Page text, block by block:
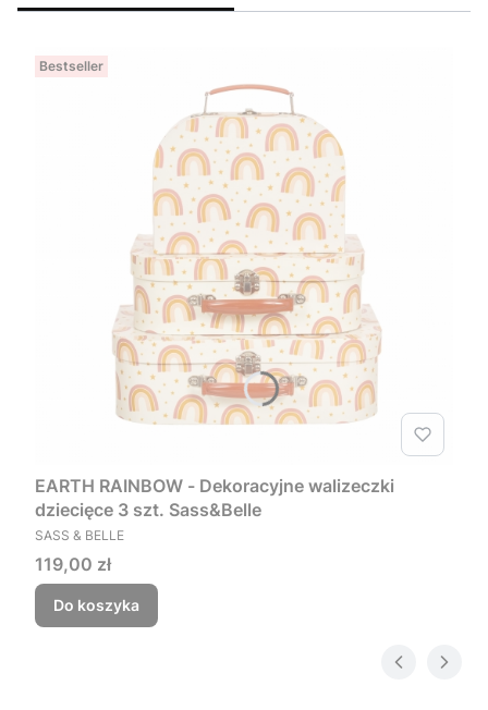
Bestseller
EARTH RAINBOW - Dekoracyjne walizeczki
dziecięce 3 szt. Sass&Belle
PRODUCENT
SASS & BELLE
Cena
119,00 zł
Do koszyka